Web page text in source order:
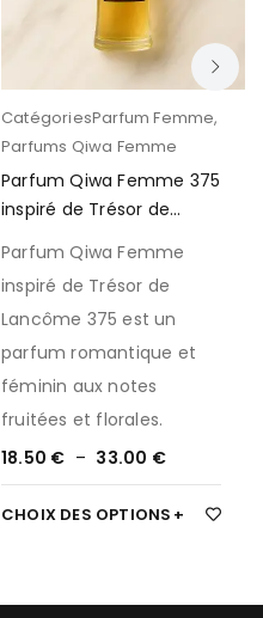
CatégoriesParfum Femme,
Parfums Qiwa Femme
Parfum Qiwa Femme 375
inspiré de Trésor de
Parfum Qiwa Femme
inspiré de Trésor de
Lancôme 375 est un
parfum romantique et
féminin aux notes
fruitées et florales.
18.50 € – 33.00 €
CHOIX DES OPTIONS